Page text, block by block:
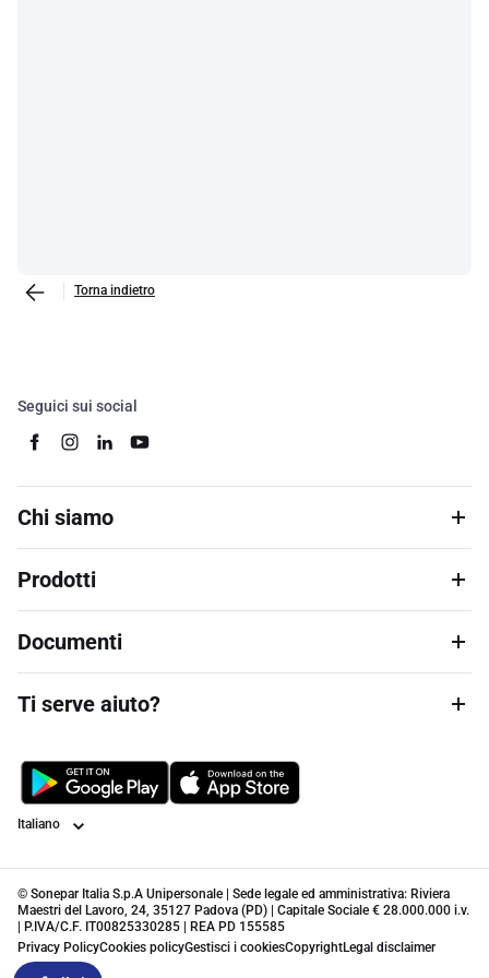
Torna indietro
Seguici sui social
Chi siamo
Prodotti
Documenti
Ti serve aiuto?
Lingua
© Sonepar Italia S.p.A Unipersonale | Sede legale ed amministrativa: Riviera
Maestri del Lavoro, 24, 35127 Padova (PD) | Capitale Sociale € 28.000.000 i.v.
| P.IVA/C.F. IT00825330285 | REA PD 155585
Privacy PolicyCookies policyGestisci i cookiesCopyrightLegal disclaimer